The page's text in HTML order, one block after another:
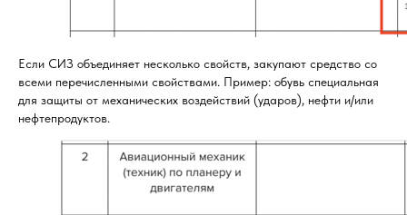
Если СИЗ объединяет несколько свойств, закупают средство со
всеми перечисленными свойствами. Пример: обувь специальная
для защиты от механических воздействий (ударов), нефти и/или
нефтепродуктов.